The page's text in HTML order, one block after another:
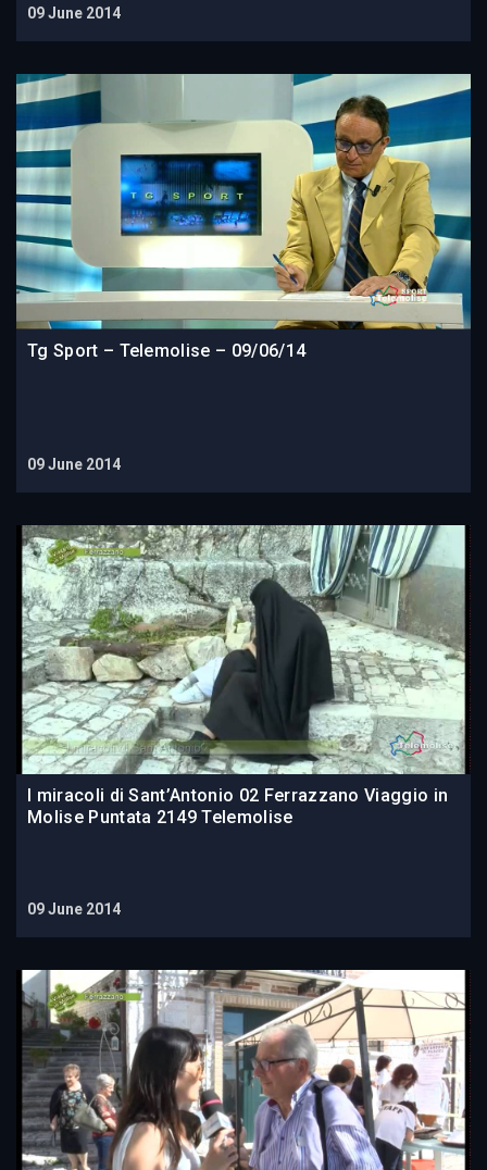
09 June 2014
Tg Sport – Telemolise – 09/06/14
09 June 2014
I miracoli di Sant’Antonio 02 Ferrazzano Viaggio in
Molise Puntata 2149 Telemolise
09 June 2014